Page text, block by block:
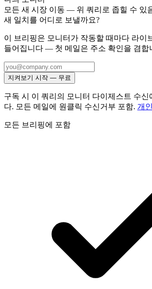
모든 새 시장 이동 — 위 쿼리로 좁힐 수 있
새 일치를 어디로 보낼까요?
이 브리핑은 모니터가 작동할 때마다 라이
들어집니다 — 첫 메일은 주소 확인을 겸합
지켜보기 시작 — 무료
구독 시 이 쿼리의 모니터 다이제스트 수신
다. 모든 메일에 원클릭 수신거부 포함. 개
모든 브리핑에 포함